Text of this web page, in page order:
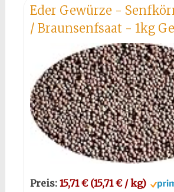
Eder Gewürze -
/ Braunsenfsaat - 1kg
Preis: 15,71 € (15,71 € / kg)